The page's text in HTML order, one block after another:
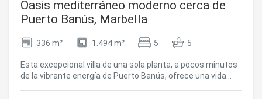
Oasis mediterráneo moderno cerca de
Puerto Banús, Marbella
336 m² 1.494 m² 5 5
Esta excepcional villa de una sola planta, a pocos minutos
de la vibrante energía de Puerto Banús, ofrece una vida